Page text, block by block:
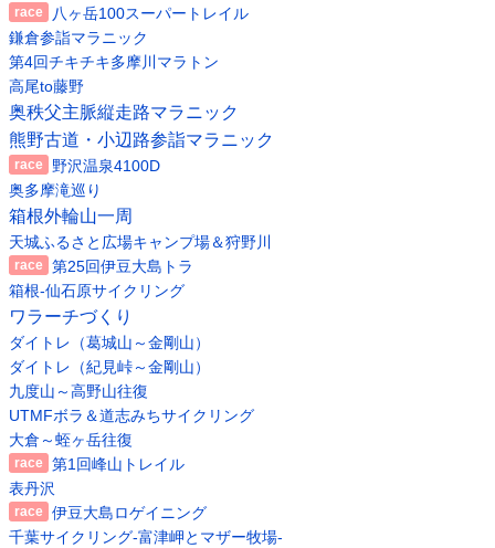
八ヶ岳100スーパートレイル
鎌倉参詣マラニック
第4回チキチキ多摩川マラトン
高尾to藤野
奥秩父主脈縦走路マラニック
熊野古道・小辺路参詣マラニック
野沢温泉4100D
奥多摩滝巡り
箱根外輪山一周
天城ふるさと広場キャンプ場＆狩野川
第25回伊豆大島トラ
箱根-仙石原サイクリング
ワラーチづくり
ダイトレ（葛城山～金剛山）
ダイトレ（紀見峠～金剛山）
九度山～高野山往復
UTMFボラ＆道志みちサイクリング
大倉～蛭ヶ岳往復
第1回峰山トレイル
表丹沢
伊豆大島ロゲイニング
千葉サイクリング-富津岬とマザー牧場-